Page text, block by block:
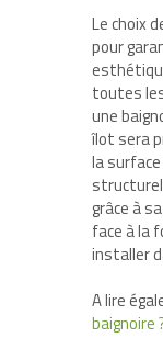
Le choix
pour
toutes
une
îlot sera
la
grâce à
face à la
installer
A lire
baignoire